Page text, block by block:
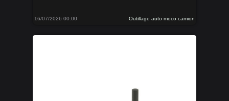
16/07/2026 00:00 Outillage auto moco camion